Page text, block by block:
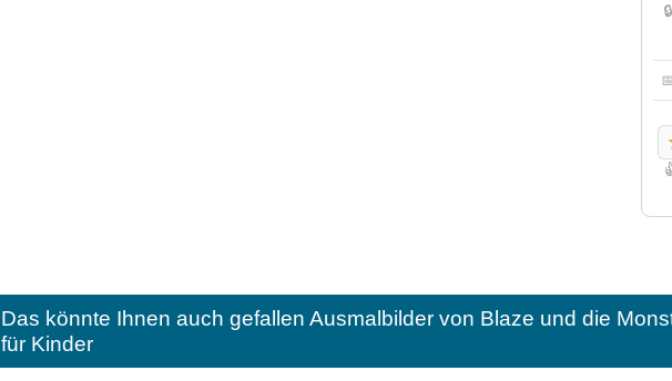
🔒
Das könnte Ihnen auch gefallen Ausmalbilder von Blaze und die
für Kinder